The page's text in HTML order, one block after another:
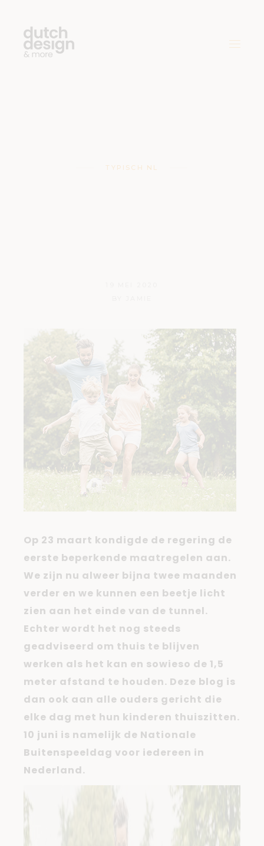
TYPISCH NL
Op 23 maart kondigde de regering de
eerste beperkende maatregelen aan.
We zijn nu alweer bijna twee maanden
verder en we kunnen een beetje licht
zien aan het einde van de tunnel.
Echter wordt het nog steeds
geadviseerd om thuis te blijven
werken als het kan en sowieso de 1,5
meter afstand te houden. Deze blog is
dan ook aan alle ouders gericht die
elke dag met hun kinderen thuiszitten.
10 juni is namelijk de Nationale
Buitenspeeldag voor iedereen in
Nederland.